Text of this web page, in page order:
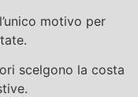
motivo per
scelgono la costa